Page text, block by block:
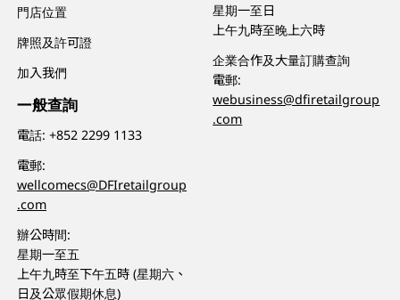
門店位置
牌照及許可證
加入我們
一般查詢
電話:+852 2299 1133
電郵:
wellcomecs@DFIretailgroup
.com
辦公時間:
星期一至五
上午九時至下午五時 (星期六、
日及公眾假期休息)
星期一至日
上午九時至晚上六時
企業合作及大量訂購查詢
電郵:
webusiness@dfiretailgroup
.com